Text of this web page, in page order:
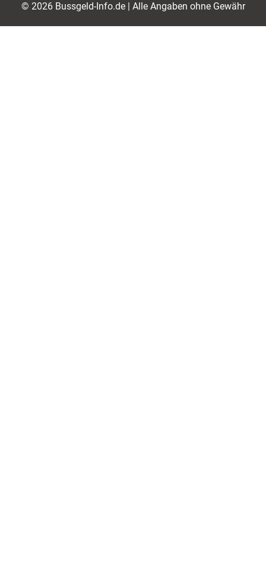
© 2026 Bussgeld-Info.de | Alle Angaben ohne Gewähr